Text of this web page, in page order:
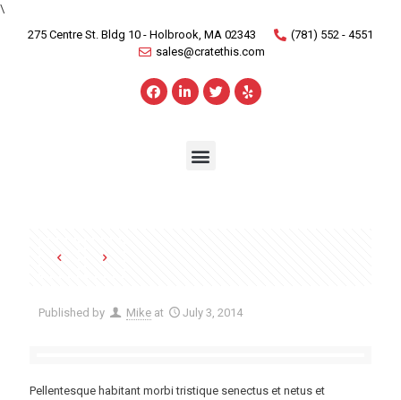
\
275 Centre St. Bldg 10 - Holbrook, MA 02343
(781) 552 - 4551
sales@cratethis.com
Published by Mike at July 3, 2014
Pellentesque habitant morbi tristique senectus et netus et